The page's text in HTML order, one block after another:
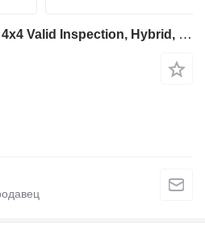
Niftylift HR21 HYBRIDE 4x4 Valid Inspection, Hybrid, 4x4 Dri